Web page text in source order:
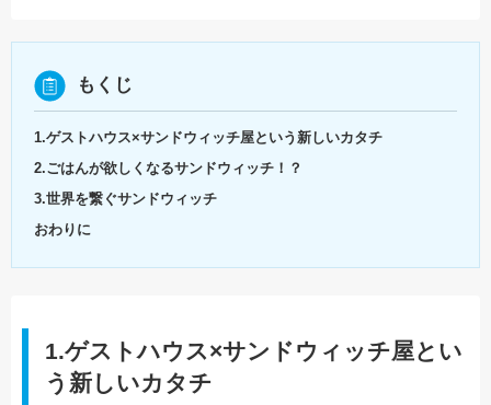
もくじ
1.ゲストハウス×サンドウィッチ屋という新しいカタチ
2.ごはんが欲しくなるサンドウィッチ！？
3.世界を繋ぐサンドウィッチ
おわりに
1.ゲストハウス×サンドウィッチ屋とい
う新しいカタチ